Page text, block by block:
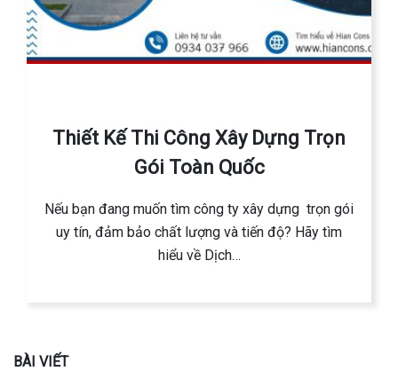
Thiết Kế Thi Công Xây Dựng Trọn
Gói Toàn Quốc
Nếu bạn đang muốn tìm công ty xây dựng trọn gói
uy tín, đảm bảo chất lượng và tiến độ? Hãy tìm
hiểu về Dịch…
BÀI VIẾT